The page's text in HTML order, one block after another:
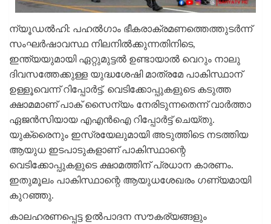
ന്യൂഡല്‍ഹി: പഹല്‍ഗാം ഭീകരാക്രമണത്തെത്തുടര്‍ന്ന്
സംഘര്‍ഷാവസ്ഥ നിലനില്‍ക്കുന്നതിനിടെ,
ഇന്ത്യയുമായി ഏറ്റുമുട്ടല്‍ ഉണ്ടായാല്‍ വെറും നാലു
ദിവസത്തേക്കുള്ള യുദ്ധശേഷി മാത്രമേ പാകിസ്ഥാന്
ഉള്ളൂവെന്ന് റിപ്പോര്‍ട്ട്. വെടിക്കോപ്പുകളുടെ കടുത്ത
ക്ഷാമമാണ് പാക് സൈന്യം നേരിടുന്നതെന്ന് വാര്‍ത്താ
ഏജന്‍സിയായ എഎന്‍ഐ റിപ്പോര്‍ട്ട് ചെയ്തു.
യുക്രൈനും ഇസ്രയേലുമായി അടുത്തിടെ നടത്തിയ
ആയുധ ഇടപാടുകളാണ് പാകിസ്ഥാന്റെ
വെടിക്കോപ്പുകളുടെ ക്ഷാമത്തിന് പ്രധാന കാരണം.
ഇതുമൂലം പാകിസ്ഥാന്റെ ആയുധശേഖരം ഗണ്യമായി
കുറഞ്ഞു.
കാലഹരണപ്പെട്ട ഉല്‍പാദന സൗകര്യങ്ങളും